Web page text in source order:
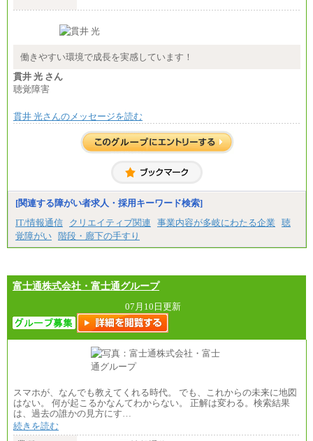
総合職 月給208,000～235,000円
※詳細はJTBキャリアサイトよりご確認ください。
総合職 月給220,000～230,000円＋地域間調整給
整給
※詳細はJTBキャリアサイトよりご確認ください。
■(株)JTBコミュニケーションデザイン
総合職 月給230,000円
みなし残業手当：20,000円（一律支給）※みなし
残業手当の残業時間は10.43時間。
間に応じて、時間外手当等を支給。
エリアサポート職 月給188,000円
■（株）JTBグローバルマーケティング＆トラベル
訪日事業職 月給202,000～227,000円＋地域間調整
給
※詳細はJTBキャリアサイトよりご確認ください。
■(株)JTBビジネストランスフォーム
総合職 月給205,000～225,000円＋地域間調整給
エリア総合職 月給185,000円＋地域間調整給
■(株)JTBデータサービス ※2027年新卒募集終了
総合職 月給186,000～194,000円＋地域手当
※詳細はJTBキャリアサイトよりご確認ください。
働きやすい環境で成長を実感しています！
貫井 光 さん
聴覚障害
貫井 光さんのメッセージを読む
[関連する障がい者求人・採用キーワード検索]
IT/情報通信
クリエイティブ関連 事業内容が多岐にわたる企業
聴
覚障がい 階段・廊下の手すり
富士通株式会社・富士通グループ
07月10日更新
スマホが、なんでも教えてくれる時代。 でも、これからの未来に地図
はない。 何が起こるかなんてわからない。 正解は変わる。検索結果
は、過去の誰かの見方にす…
続きを読む